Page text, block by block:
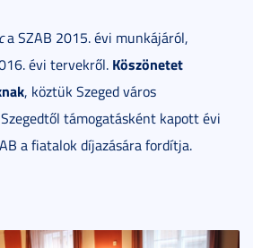
a SZAB 2015. évi munkájáról,
évi tervekről. Köszönetet
, köztük Szeged város
támogatásként kapott évi
a fiatalok díjazására fordítja.